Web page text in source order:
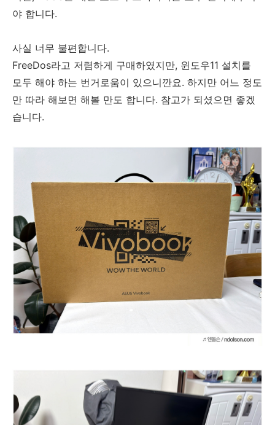
야 합니다.
사실 너무 불편합니다.
FreeDos라고 저렴하게 구매하였지만, 윈도우11 설치를
모두 해야 하는 번거로움이 있으니깐요. 하지만 어느 정도
만 따라 해보면 해볼 만도 합니다. 참고가 되셨으면 좋겠
습니다.